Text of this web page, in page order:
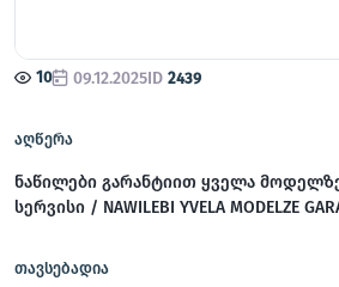
10 09.12.2025ID 2439
აღწერა
ნაწილები გარანტიით ყველა
სერვისი / NAWILEBI YVELA MODELZE
თავსებადია